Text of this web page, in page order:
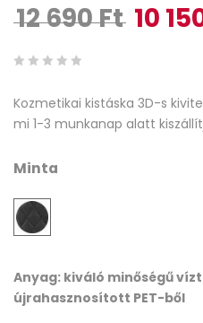
12 690Ft Original
10
out
of
on
ratings
Kozmetikai kistáska 3D-s
mi 1-3 munkanap alatt
Minta
Anyag: kiváló minőségű
újrahasznosított PET-ből